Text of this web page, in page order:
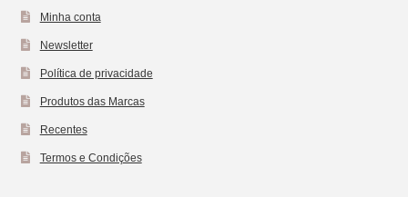
Minha conta
Newsletter
Política de privacidade
Produtos das Marcas
Recentes
Termos e Condições